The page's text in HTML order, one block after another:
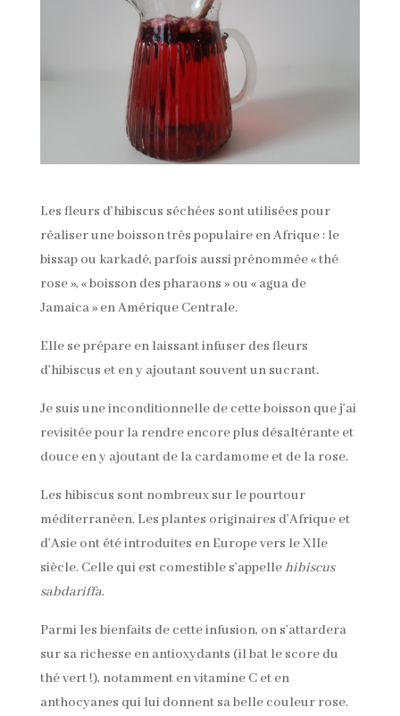
Les fleurs d’hibiscus séchées sont utilisées pour
réaliser une boisson très populaire en Afrique : le
bissap ou karkadé, parfois aussi prénommée « thé
rose », « boisson des pharaons » ou « agua de
Jamaica » en Amérique Centrale.
Elle se prépare en laissant infuser des fleurs
d’hibiscus et en y ajoutant souvent un sucrant.
Je suis une inconditionnelle de cette boisson que j’ai
revisitée pour la rendre encore plus désaltérante et
douce en y ajoutant de la cardamome et de la rose.
Les hibiscus sont nombreux sur le pourtour
méditerranéen. Les plantes originaires d’Afrique et
d’Asie ont été introduites en Europe vers le XIIe
siècle. Celle qui est comestible s’appellehibiscus
sabdariffa.
Parmi les bienfaits de cette infusion, on s’attardera
sur sa richesse en antioxydants (il bat le score du
thé vert !), notamment en vitamine C et en
anthocyanes qui lui donnent sa belle couleur rose.